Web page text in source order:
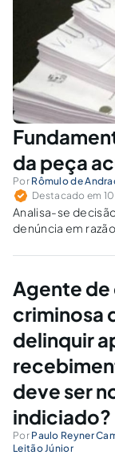
da peça
Por Rômulo de
Destacado em 10
Analisa-se
denúncia em
Agente
criminosa
delinquir
deve ser
indiciado?
Por Paulo Reyner
Leitão Júnior